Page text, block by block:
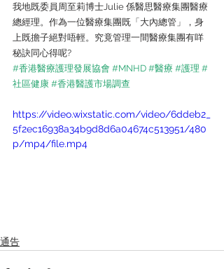
我地既委員周至莉博士Julie 係醫思醫療集團醫療
總經理。作為一位醫療集團既「大內總管」，身
上既擔子絕對唔輕。究竟管理一間醫療集團有咩
秘訣同心得呢?
#香港醫療護理發展協會 #MNHD #醫療 #護理 #
社區健康 #香港醫護市場調查
https://video.wixstatic.com/video/6ddeb2_
5f2ec16938a34b9d8d6a04674c513951/480
p/mp4/file.mp4
通告